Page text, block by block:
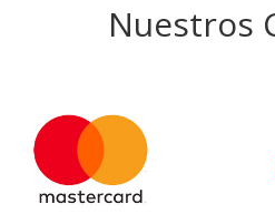
Nuestros